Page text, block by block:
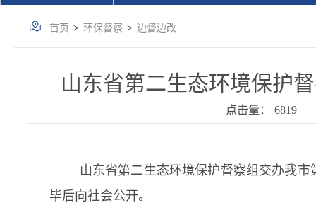
首页 > 环保督察 > 边督边改
山东省第二生态环境保护
点击量： 6819
山东省第二生态环境保护督察组交办我
毕后向社会公开。